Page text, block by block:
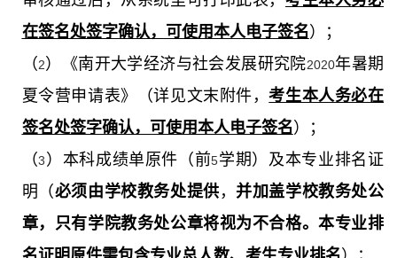
在签名处签字确认，可使用本人电子签名 ）；
（2）《南开大学经济与社会发展研究院2020年暑期
夏令营申请表》（详见文末附件，考生本人务必在
签名处签字确认，可使用本人电子签名 ）；
（3 ）本科成绩单原件（前5学期）及本专业排名证
明（必须由学校教务处提供 ， 并加盖学校教务处公
章，只有学院教务处公章将视为不合格。本专业排